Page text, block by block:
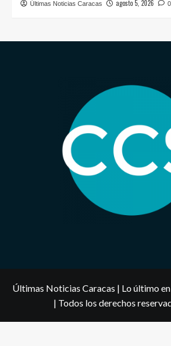
Últimas Noticias Caracas agosto 5, 2026 0